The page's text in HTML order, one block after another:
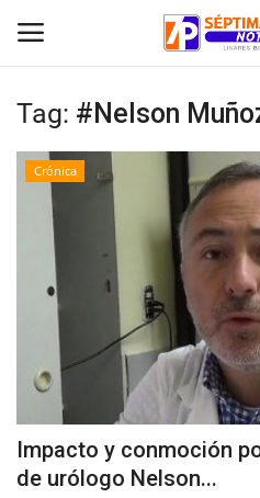
Inicio
Crónica
Policial
Tribunales
Deporte
Política
Espectáculos
Tag: #Nelson
Crónica
Impacto y conmoción
de urólogo Nelson...